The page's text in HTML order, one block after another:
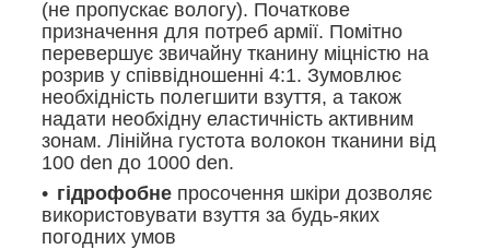
(не пропускає вологу). Початкове
призначення для потреб армії. Помітно
перевершує звичайну тканину міцністю на
розрив у співвідношенні 4:1. Зумовлює
необхідність полегшити взуття, а також
надати необхідну еластичність активним
зонам. Лінійна густота волокон тканини від
100 den до 1000 den.
гідрофобне просочення шкіри дозволяє
використовувати взуття за будь-яких
погодних умов